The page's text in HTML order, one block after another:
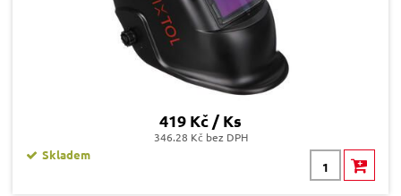
419 Kč / Ks
346.28 Kč bez DPH
Skladem